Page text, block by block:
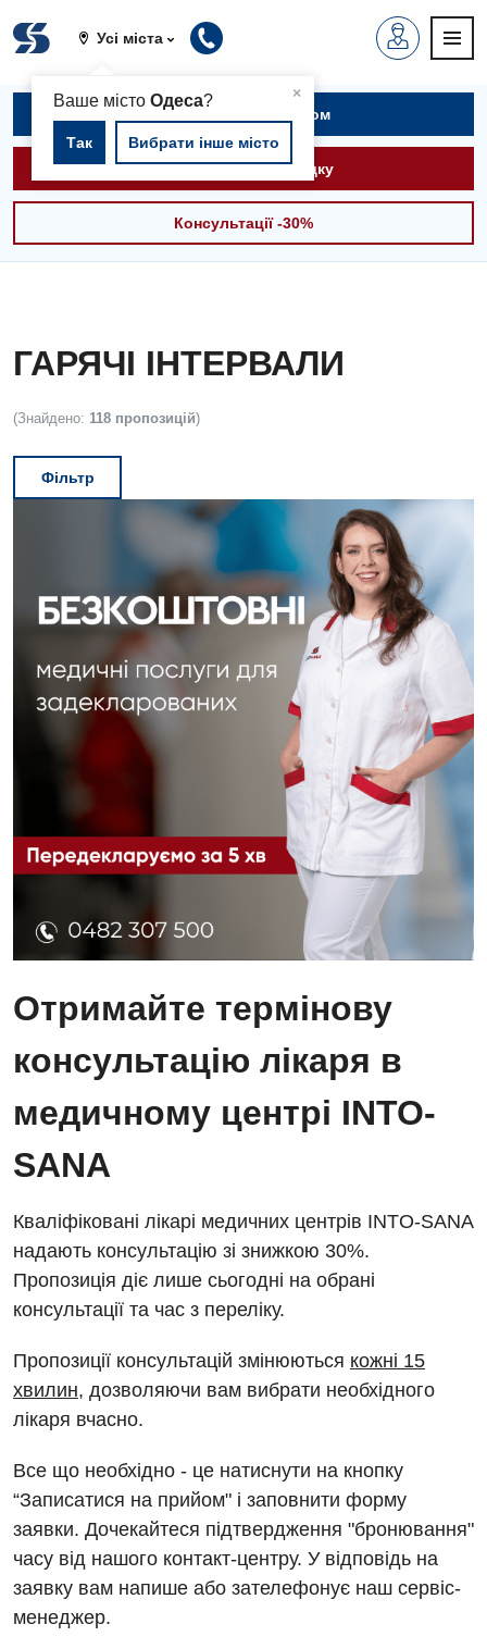
Усі міста
×
Ваше містоОдеса?
Так Вибрати інше місто
Записатися на прийом
Викликати швидку
Консультації -30%
ГАРЯЧІ ІНТЕРВАЛИ
(Знайдено: 118 пропозицій)
Фільтр
Отримайте термінову
консультацію лікаря в
медичному центрі INTO-
SANA
Кваліфіковані лікарі медичних центрів INTO-SANA
надають консультацію зі знижкою 30%.
Пропозиція діє лише сьогодні на обрані
консультації та час з переліку.
Пропозиції консультацій змінюються кожні 15
хвилин, дозволяючи вам вибрати необхідного
лікаря вчасно.
Все що необхідно - це натиснути на кнопку
“Записатися на прийом" і заповнити форму
заявки. Дочекайтеся підтвердження "бронювання"
часу від нашого контакт-центру. У відповідь на
заявку вам напише або зателефонує наш сервіс-
менеджер.